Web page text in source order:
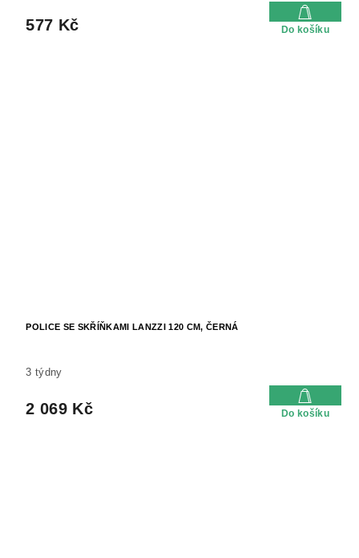
577 Kč Do košíku
POLICE SE SKŘÍŇKAMI LANZZI 120 CM, ČERNÁ
3 týdny
2 069 Kč Do košíku